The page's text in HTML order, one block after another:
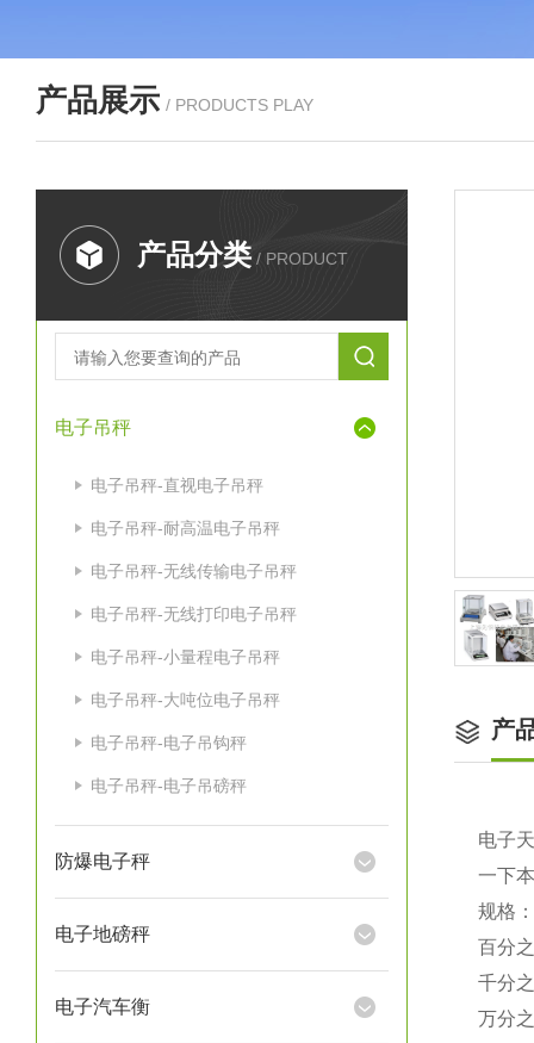
产品展示 / PRODUCTS PLAY
产品分类 / PRODUCT
电子吊秤
电子吊秤-直视电子吊秤
电子吊秤-耐高温电子吊秤
电子吊秤-无线传输电子吊秤
电子吊秤-无线打印电子吊秤
电子吊秤-小量程电子吊秤
电子吊秤-大吨位电子吊秤
电子吊秤-电子吊钩秤
电子吊秤-电子吊磅秤
防爆电子秤
电子地磅秤
电子汽车衡
产
电子
一下
规格
百分
千分
万分